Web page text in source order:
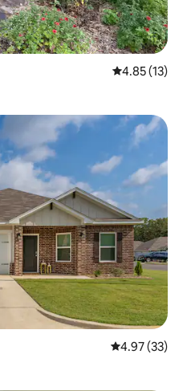
平均评分
4.85 (13)
平均评分
4.97 (33)